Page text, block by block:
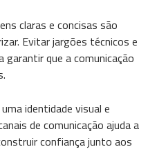
claras e concisas são
Evitar jargões técnicos e
garantir que a comunicação
identidade visual e
de comunicação ajuda a
confiança junto aos